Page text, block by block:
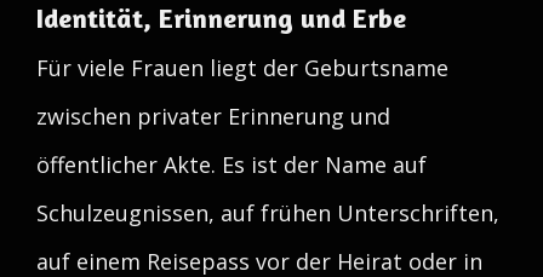
Identität, Erinnerung und Erbe
Für viele Frauen liegt der Geburtsname
zwischen privater Erinnerung und
öffentlicher Akte. Es ist der Name auf
Schulzeugnissen, auf frühen Unterschriften,
auf einem Reisepass vor der Heirat oder in